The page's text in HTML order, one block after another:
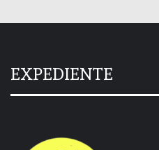
EXPEDIENTE